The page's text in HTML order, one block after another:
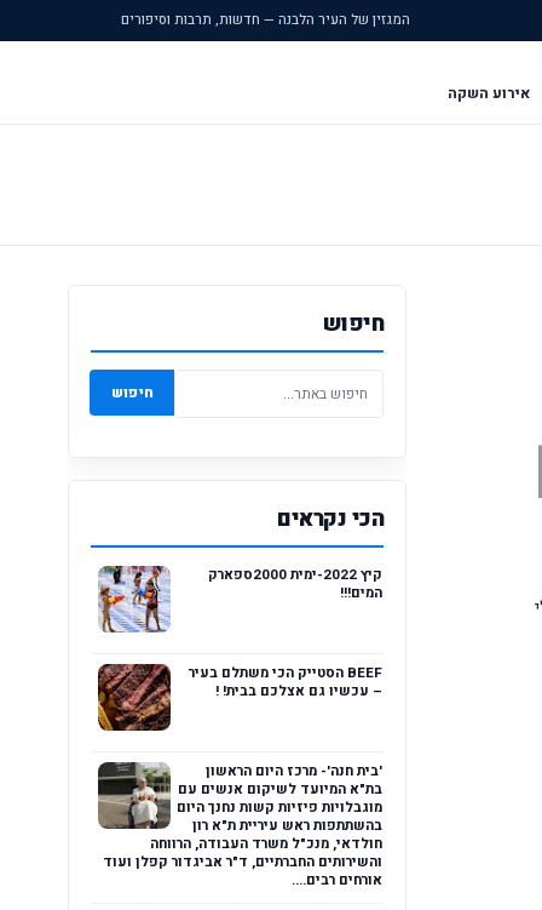
המגזין של העיר הלבנה — חדשות, תרבות וסיפורים
אירוע השקה
חיפוש
חיפוש
הכי נקראים
קיץ 2022-ימית 2000ספארק
המים!!!
BEEF הסטייק הכי משתלם בעיר
– עכשיו גם אצלכם בבית! !
'בית חנה'- מרכז היום הראשון
בת"א המיועד לשיקום אנשים עם
מוגבלויות פיזיות קשות נחנך היום
בהשתתפות ראש עיריית ת"א רון
חולדאי, מנכ"ל משרד העבודה, הרווחה
והשירותים החברתיים, ד"ר אביגדור קפלן ועוד
אורחים רבים....